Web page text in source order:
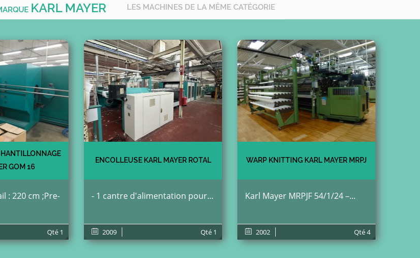
KARL MAYER LES MACHINES DE LA MÊME CATÉGORIE
GOM 16
: 220 cm ;Pre-
Qté 1
ENCOLLEUSE KARL MAYER ROTAL
- 1 cantre d'alimentation pour...
2009 Qté 1
WARP KNITTING KARL MAYER MRPJ
Karl Mayer MRPJF 54/1/24 –...
2002 Qté4